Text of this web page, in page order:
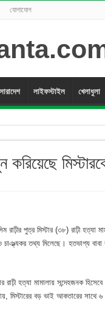
যোগাযোগ
সারাদেশ লাইফস্টাইল খেলাধুলা
রাঢ়ীর পুত্র মিস্টার (৩৮) রাঢ়ী
তথ্য মিলেছে। হতভাগ্য বাবা
হত্যা মামালায় সন্দেহজনক
বড় ভাই আকতারের সাথে ৬